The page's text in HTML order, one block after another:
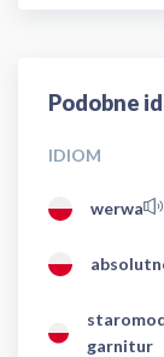
Podobne
IDIOM
werwa
garnitur